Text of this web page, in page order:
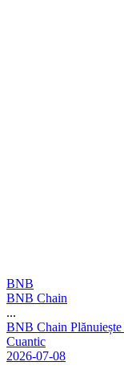
BNB
BNB Chain
...
BNB Chain Plănuiește
Cuantic
2026-07-08